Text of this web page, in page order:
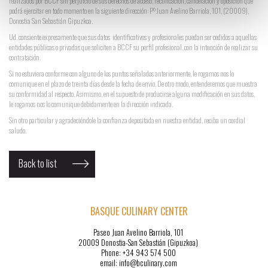
podrá ejercitar en todo momento en la siguiente dirección: Pº Juan Avelino Barriola, 101, (20009),
Donostia San Sebastián Gipuzkoa.
Ud. consiente expresamente que sus datos identificativos y profesionales puedan ser cedidos a aquellas
entidades públicas o privadas que soliciten a BCCF su perfil profesional, con la intención de realizar su
contratación.
Si no estuviera conforme con alguno de los puntos señalados anteriormente, le rogamos nos lo
comunique en el plazo de treinta días desde la fecha de envío. De otro modo, entenderemos que muestra
su conformidad al respecto. Asimismo, en el supuesto de producirse alguna modificación en sus datos,
le rogamos nos lo comunique debidamente en la dirección indicada.
Sin otro particular y agradeciéndole la confianza depositada en nuestra entidad, reciba un cordial
saludo.
Back to list
BASQUE CULINARY CENTER
Paseo Juan Avelino Barriola, 101
20009 Donostia-San Sebastián (Gipuzkoa)
Phone: +34 943 574 500
email: info@bculinary.com